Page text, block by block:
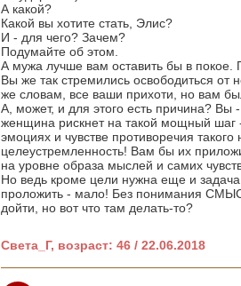
А какой?
Какой вы хотите стать, Элис?
И - для чего? Зачем?
Подумайте об этом.
А мужа лучше вам оставить бы в покое.
Вы же так стремились освободиться
же словам, все ваши прихоти, но вам
А, может, и для этого есть причина? Вы
женщина рискнет на такой мощный шаг
эмоциях и чувстве противоречия
целеустремленность! Вам бы их
на уровне образа мыслей и самих
Но ведь кроме цели нужна еще и
проложить - мало! Без понимания
дойти, но вот что там делать-то?
Света_Г, возраст: 46 / 22.06.2018